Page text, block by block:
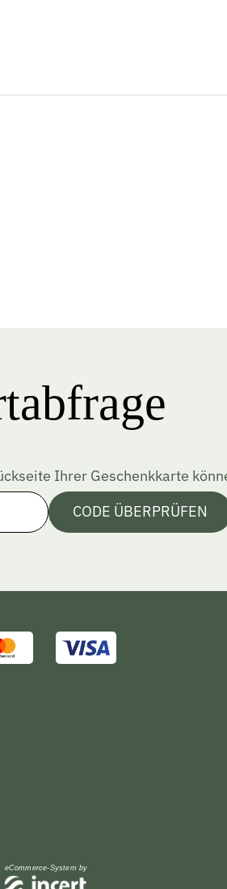
Ihrer Geschenkkarte
CODE ÜBERPRÜFEN
eCommerce-System by